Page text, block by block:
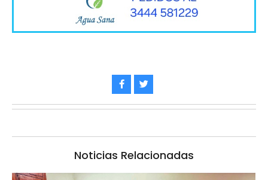
Noticias Relacionadas